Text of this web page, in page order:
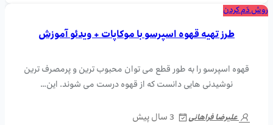
روش دَم کردن
طرز تهیه قهوه اسپرسو با موکاپات + ویدئو آموزش
قهوه اسپرسو را به طور قطع می توان محبوب ترین و پرمصرف ترین
نوشیدنی هایی دانست که از قهوه درست می شوند. این…
علیرضا فراهانی 3 سال پیش